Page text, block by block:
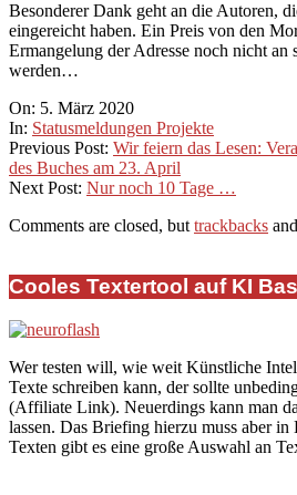
Besonderer Dank geht an die Autoren,
eingereicht haben. Ein Preis von den
Ermangelung der Adresse noch nicht an
werden…
2020-
03-
05
On: 5. März 2020
In: Statusmeldungen Projekte
Previous Post: Wir feiern das Lesen:
des Buches am 23. April
Next Post: Nur noch 10 Tage …
Comments are closed, buttrackbacks
Cooles Textertool auf KI
Wer testen will, wie weit Künstliche
Texte schreiben kann, der sollte
(Affiliate Link). Neuerdings kann man
lassen. Das Briefing hierzu muss aber
Texten gibt es eine große Auswahl an